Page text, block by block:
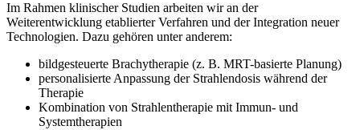
Im Rahmen klinischer Studien arbeiten wir an der
Weiterentwicklung etablierter Verfahren und der Integration neuer
Technologien. Dazu gehören unter anderem:
bildgesteuerte Brachytherapie (z. B. MRT-basierte Planung)
personalisierte Anpassung der Strahlendosis während der
Therapie
Kombination von Strahlentherapie mit Immun- und
Systemtherapien